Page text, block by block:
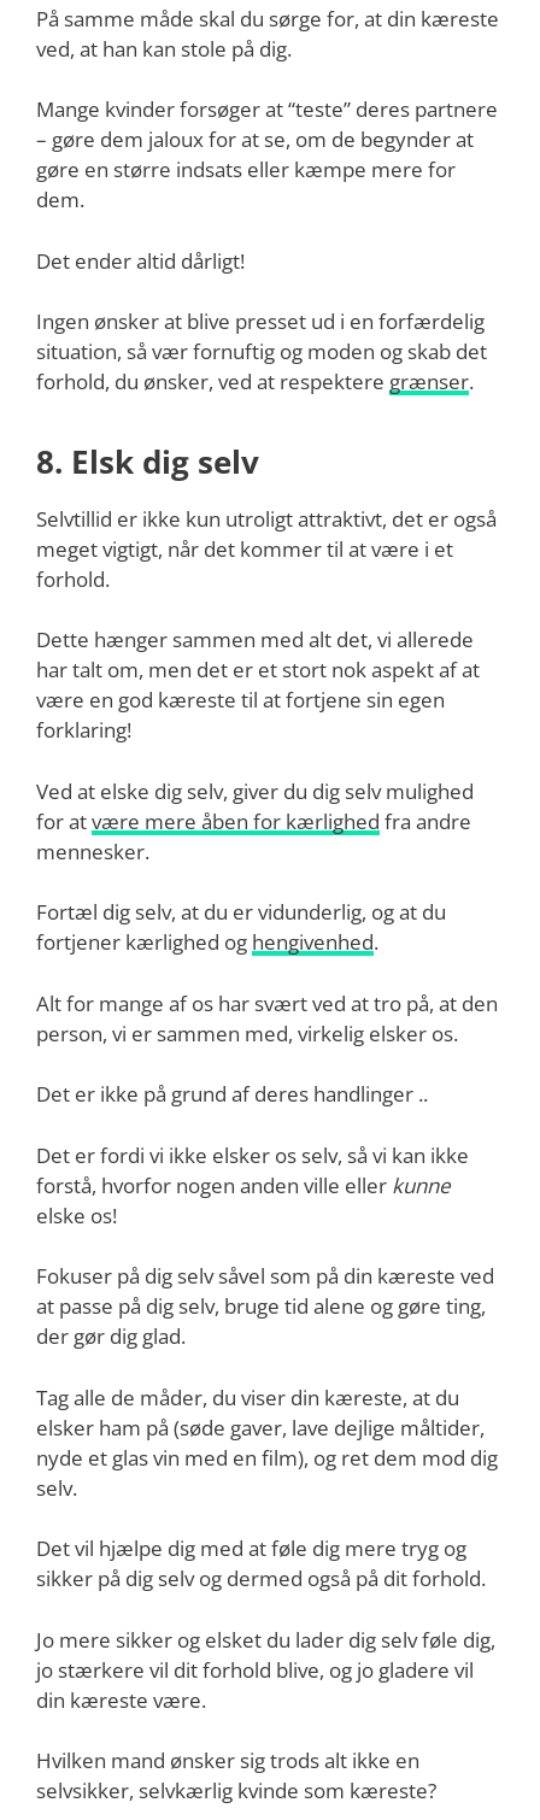
På samme måde skal du sørge for, at din kæreste
ved, at han kan stole på dig.
Mange kvinder forsøger at “teste” deres partnere
– gøre dem jaloux for at se, om de begynder at
gøre en større indsats eller kæmpe mere for
dem.
Det ender altid dårligt!
Ingen ønsker at blive presset ud i en forfærdelig
situation, så vær fornuftig og moden og skab det
forhold, du ønsker, ved at respektere grænser.
8. Elsk dig selv
Selvtillid er ikke kun utroligt attraktivt, det er også
meget vigtigt, når det kommer til at være i et
forhold.
Dette hænger sammen med alt det, vi allerede
har talt om, men det er et stort nok aspekt af at
være en god kæreste til at fortjene sin egen
forklaring!
Ved at elske dig selv, giver du dig selv mulighed
for atvære mere åben for kærlighed fra andre
mennesker.
Fortæl dig selv, at du er vidunderlig, og at du
fortjener kærlighed og hengivenhed.
Alt for mange af os har svært ved at tro på, at den
person, vi er sammen med, virkelig elsker os.
Det er ikke på grund af deres handlinger ..
Det er fordi vi ikke elsker os selv, så vi kan ikke
forstå, hvorfor nogen anden ville eller kunne
elske os!
Fokuser på dig selv såvel som på din kæreste ved
at passe på dig selv, bruge tid alene og gøre ting,
der gør dig glad.
Tag alle de måder, du viser din kæreste, at du
elsker ham på (søde gaver, lave dejlige måltider,
nyde et glas vin med en film), og ret dem mod dig
selv.
Det vil hjælpe dig med at føle dig mere tryg og
sikker på dig selv og dermed også på dit forhold.
Jo mere sikker og elsket du lader dig selv føle dig,
jo stærkere vil dit forhold blive, og jo gladere vil
din kæreste være.
Hvilken mand ønsker sig trods alt ikke en
selvsikker, selvkærlig kvinde som kæreste?